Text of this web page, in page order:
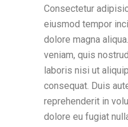
Consectetur
eiusmod tempor
dolore magna
veniam, quis
laboris nisi ut
consequat. Duis
reprehenderit in
dolore eu fugiat